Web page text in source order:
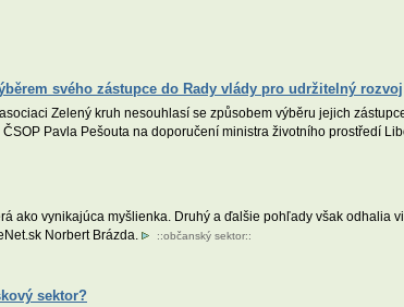
svého zástupce do Rady vlády pro udržitelný rozvoj
Zelený kruh nesouhlasí se způsobem výběru jejich
Pavla Pešouta na doporučení ministra životního prostředí
ako vynikajúca myšlienka. Druhý a ďalšie pohľady však odhalia
Norbert Brázda.
::občanský sektor::
sektor?